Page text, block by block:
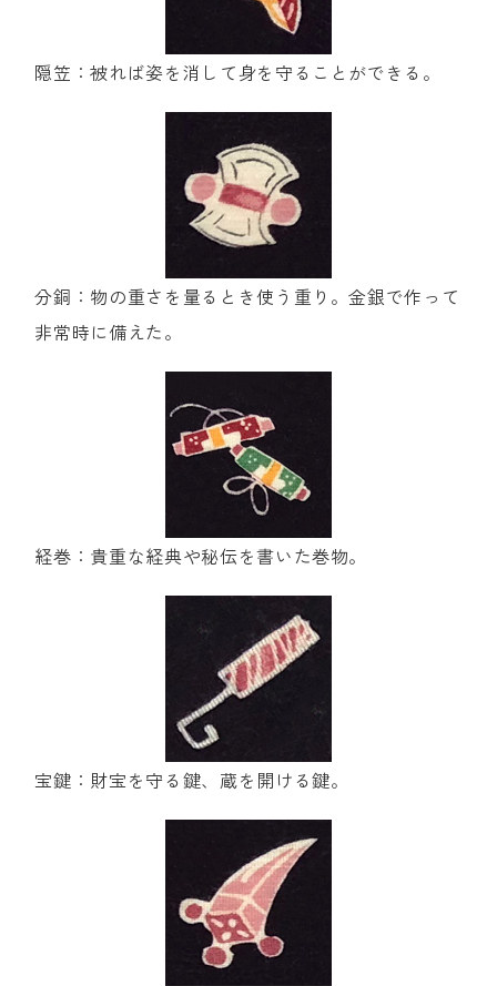
隠笠：被れば姿を消して身を守ることができる。
分銅：物の重さを量るとき使う重り。金銀で作って
非常時に備えた。
経巻：貴重な経典や秘伝を書いた巻物。
宝鍵：財宝を守る鍵、蔵を開ける鍵。